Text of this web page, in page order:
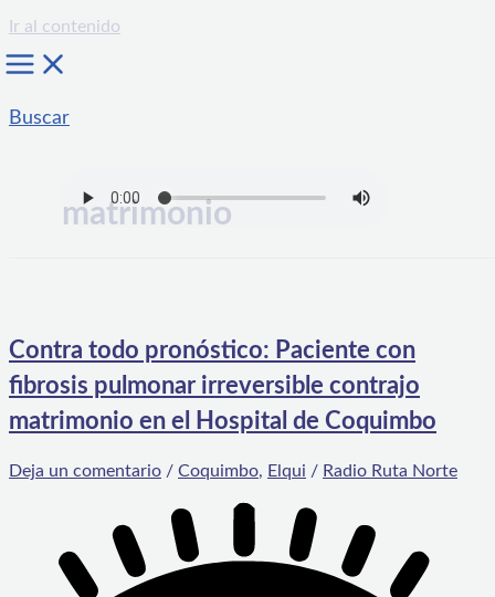
Ir al contenido
Buscar
matrimonio
Contra todo pronóstico: Paciente con
fibrosis pulmonar irreversible contrajo
matrimonio en el Hospital de Coquimbo
Deja un comentario / Coquimbo, Elqui / Radio Ruta Norte